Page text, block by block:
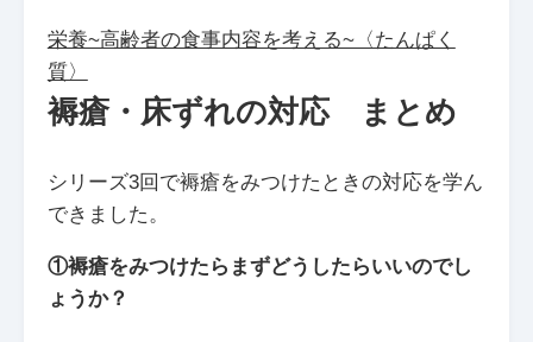
栄養~高齢者の食事内容を考える~〈たんぱく
質〉
褥瘡・床ずれの対応 まとめ
シリーズ3回で褥瘡をみつけたときの対応を学ん
できました。
①褥瘡をみつけたらまずどうしたらいいのでし
ょうか？